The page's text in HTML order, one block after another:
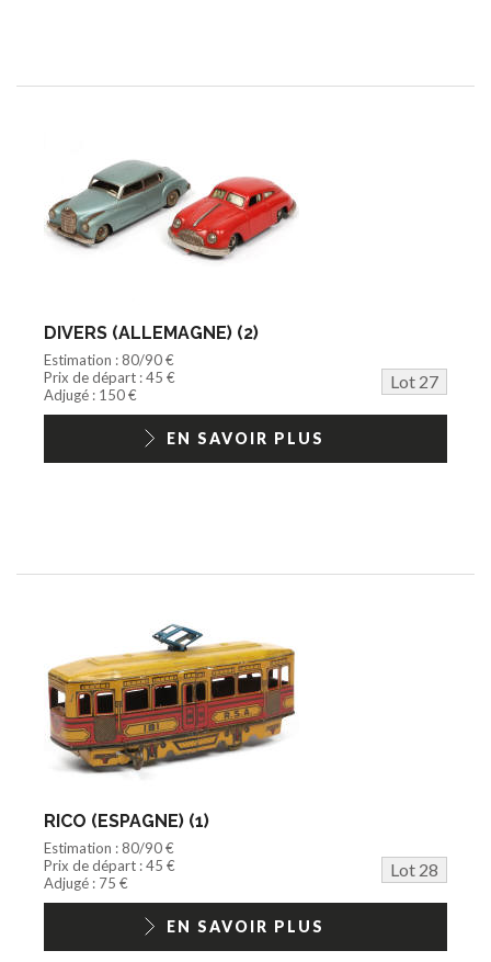
DIVERS (ALLEMAGNE) (2)
Estimation : 80/90 €
Prix de départ : 45 €
Lot 27
Adjugé : 150 €
EN SAVOIR PLUS
RICO (ESPAGNE) (1)
Estimation : 80/90 €
Prix de départ : 45 €
Lot 28
Adjugé : 75 €
EN SAVOIR PLUS